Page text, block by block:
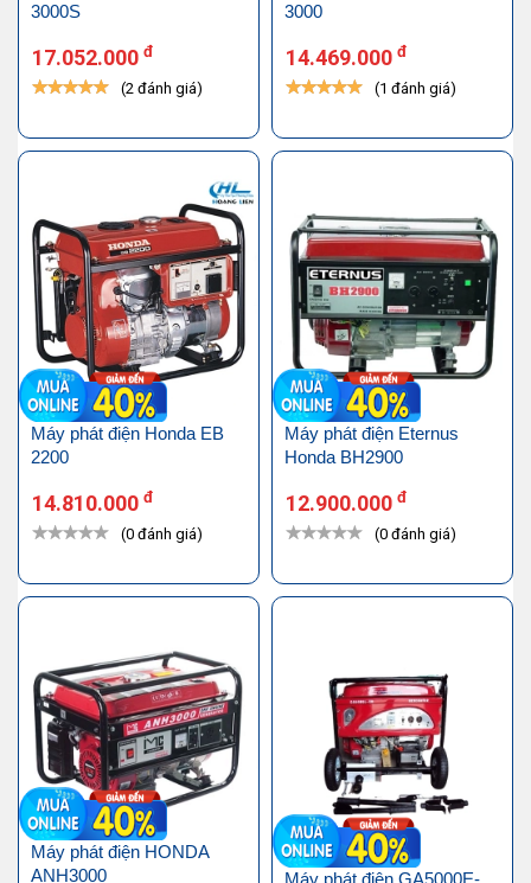
3000S
17.052.000 đ
(2 đánh giá)
3000
14.469.000 đ
(1 đánh giá)
Máy phát điện Honda EB
2200
14.810.000 đ
(0 đánh giá)
Máy phát điện Eternus
Honda BH2900
12.900.000 đ
(0 đánh giá)
Máy phát điện HONDA
ANH3000
Máy phát điện GA5000E-